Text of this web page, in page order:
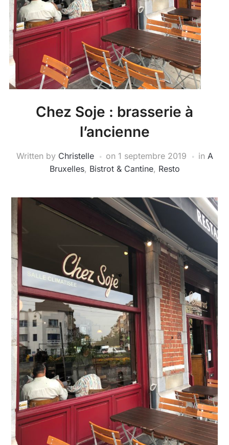
Chez Soje : brasserie à
l’ancienne
Written by Christelle on 1 septembre 2019 in A
Bruxelles, Bistrot & Cantine, Resto